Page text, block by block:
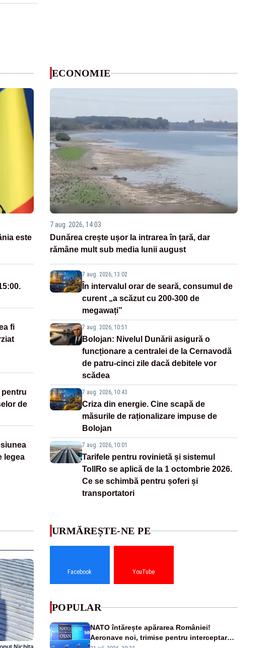
este
fi
pentru
de
legea
ECONOMIE
7 aug. 2026, 14:03
Dunărea crește ușor la intrarea în țară, dar
rămâne mult sub media lunii august
7 aug. 2026, 13:02
În intervalul orar de seară, consumul de
curent „a scăzut cu 200-300 de
megawați”
7 aug. 2026, 10:51
Bolojan: Nivelul Dunării asigură o
funcționare a centralei de la Cernavodă
de patru-cinci zile dacă debitele vor
scădea
7 aug. 2026, 10:43
Criza din energie. Cine scapă de
măsurile de raționalizare impuse de
Bolojan
7 aug. 2026, 10:01
Tarifele pentru rovinietă și sistemul
TollRo se aplică de la 1 octombrie 2026.
Ce se schimbă pentru șoferi și
transportatori
URMĂREȘTE-NE PE
Facebook YouTube
POPULAR
NATO întărește apărarea României!
Aeronave noi, trimise pentru interceptarea